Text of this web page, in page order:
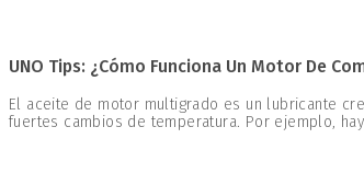
UNO Tips: ¿Cómo Funciona Un Motor De
El aceite de motor multigrado es un lubricante
fuertes cambios de temperatura. Por ejemplo,